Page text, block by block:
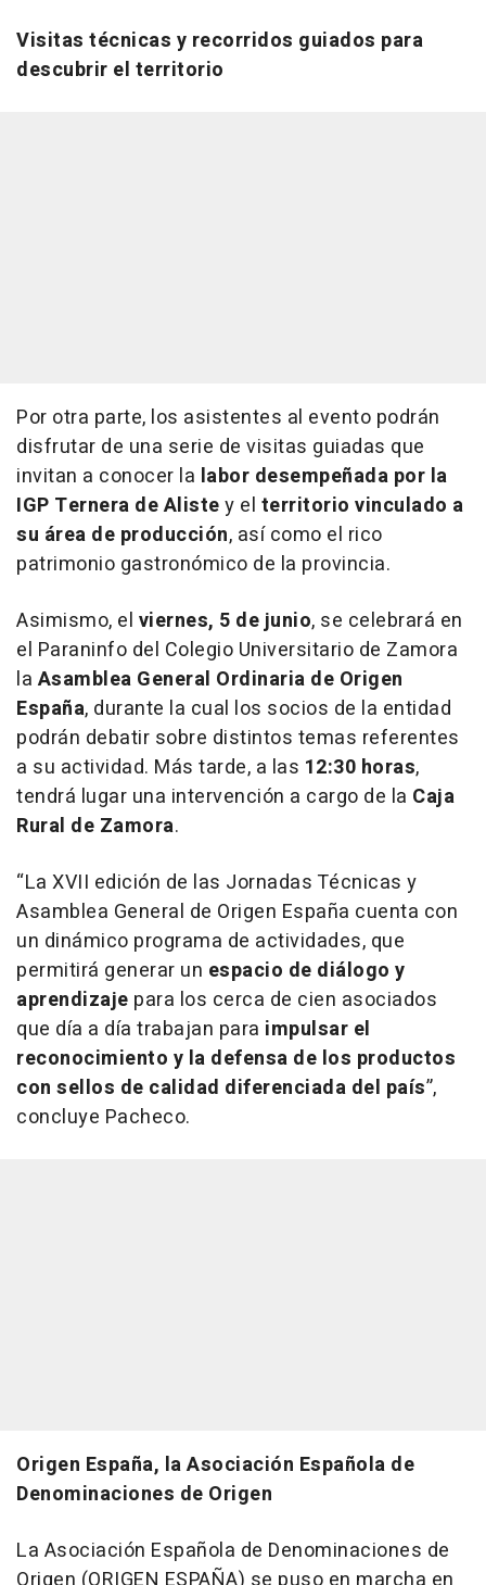
Visitas técnicas y recorridos guiados para
descubrir el territorio
Por otra parte, los asistentes al evento podrán
disfrutar de una serie de visitas guiadas que
invitan a conocer la labor desempeñada por la
IGP Ternera de Alistey el territorio vinculado a
su área de producción, así como el rico
patrimonio gastronómico de la provincia.
Asimismo, el viernes, 5 de junio, se celebrará en
el Paraninfo del Colegio Universitario de Zamora
la Asamblea General Ordinaria de Origen
España, durante la cual los socios de la entidad
podrán debatir sobre distintos temas referentes
a su actividad. Más tarde, a las 12:30 horas,
tendrá lugar una intervención a cargo de la Caja
Rural de Zamora.
“La XVII edición de las Jornadas Técnicas y
Asamblea General de Origen España cuenta con
un dinámico programa de actividades, que
permitirá generar un espacio de diálogo y
aprendizaje para los cerca de cien asociados
que día a día trabajan para impulsar el
reconocimiento y la defensa de los productos
con sellos de calidad diferenciada del país”,
concluye Pacheco.
Origen España, la Asociación Española de
Denominaciones de Origen
La Asociación Española de Denominaciones de